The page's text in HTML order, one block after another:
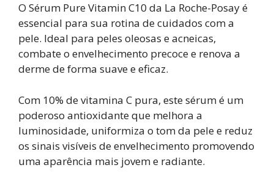
O Sérum Pure Vitamin C10 da La Roche-Posay é
essencial para sua rotina de cuidados com a
pele. Ideal para peles oleosas e acneicas,
combate o envelhecimento precoce e renova a
derme de forma suave e eficaz.
Com 10% de vitamina C pura, este sérum é um
poderoso antioxidante que melhora a
luminosidade, uniformiza o tom da pele e reduz
os sinais visíveis de envelhecimento promovendo
uma aparência mais jovem e radiante.